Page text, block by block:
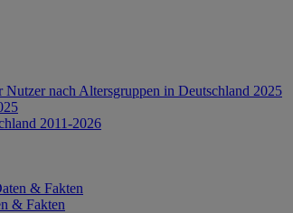
nach Altersgruppen in Deutschland 2025
2011-2026
& Fakten
& Fakten